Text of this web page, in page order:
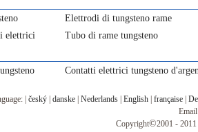
Elettrodi di tungsteno rame
elettrici
Tubo di rame tungsteno
Contatti elettrici tungsteno
| český| danske| Nederlands| English| française|
Copyright©2001 -